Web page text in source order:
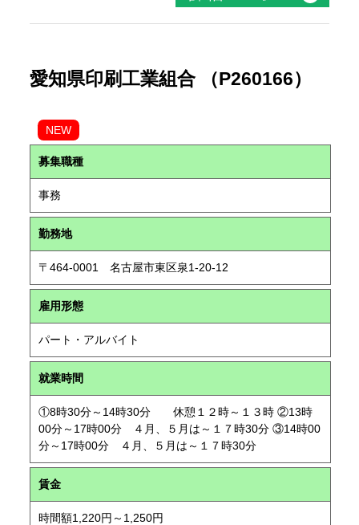
愛知県印刷工業組合 （P260166）
NEW
募集職種
事務
勤務地
〒464-0001 名古屋市東区泉1-20-12
雇用形態
パート・アルバイト
就業時間
①8時30分～14時30分 休憩１２時～１３時 ②13時
00分～17時00分 ４月、５月は～１７時30分 ③14時00
分～17時00分 ４月、５月は～１７時30分
賃金
時間額1,220円～1,250円